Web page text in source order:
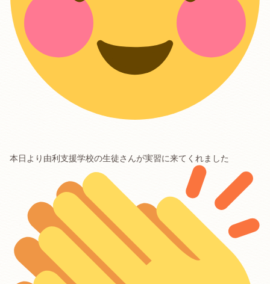
本日より由利支援学校の生徒さんが実習に来てくれました